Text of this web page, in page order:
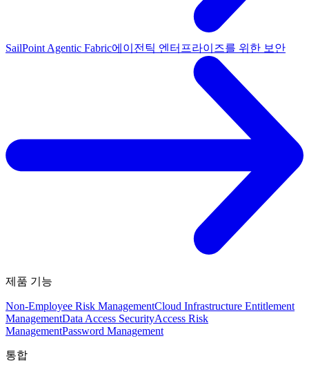
SailPoint Agentic Fabric에이전틱 엔터프라이즈를 위한 보안
제품 기능
Non-Employee Risk ManagementCloud Infrastructure Entitlement
ManagementData Access SecurityAccess Risk
ManagementPassword Management
통합